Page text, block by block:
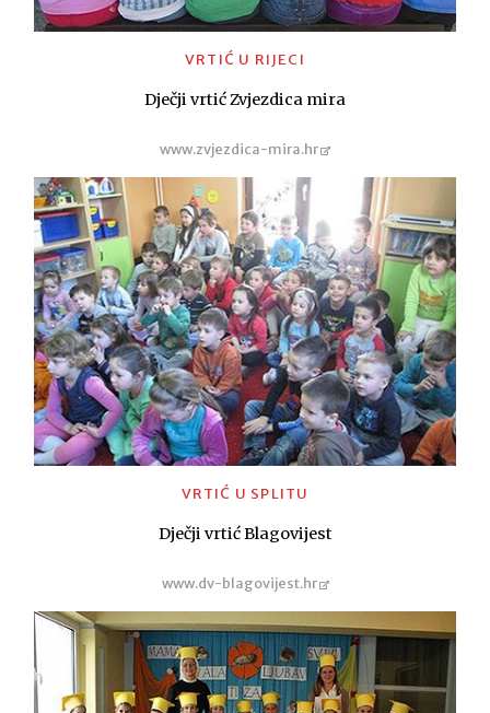
VRTIĆ U RIJECI
Dječji vrtić Zvjezdica mira
www.zvjezdica-mira.hr
VRTIĆ U SPLITU
Dječji vrtić Blagovijest
www.dv-blagovijest.hr